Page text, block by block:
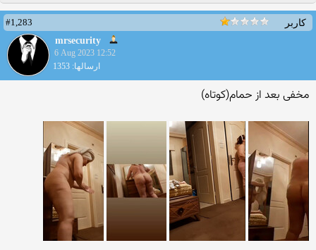
کاربر
#1,283
mrsecurity
6 Aug 2023 12:52
ارسالها: 1353
مخفی بعد از حمام(کوتاه)